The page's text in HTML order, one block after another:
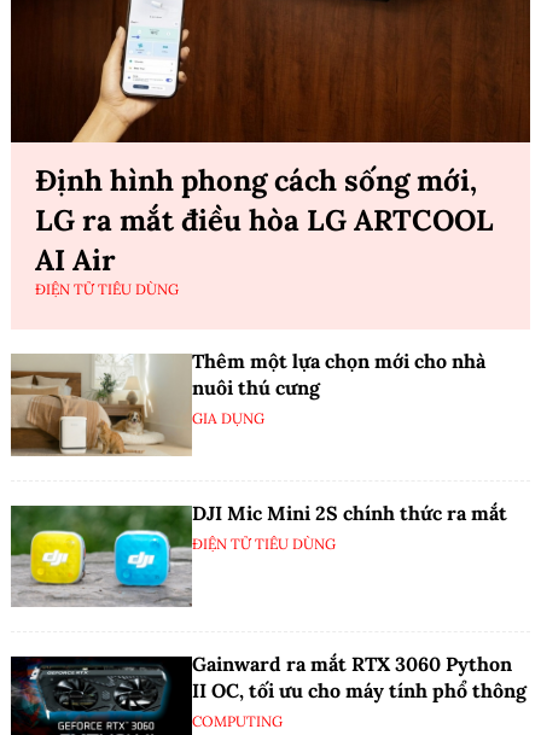
Định hình phong cách sống mới,
LG ra mắt điều hòa LG ARTCOOL
AI Air
ĐIỆN TỬ TIÊU DÙNG
Thêm một lựa chọn mới cho nhà
nuôi thú cưng
GIA DỤNG
DJI Mic Mini 2S chính thức ra mắt
ĐIỆN TỬ TIÊU DÙNG
Gainward ra mắt RTX 3060 Python
II OC, tối ưu cho máy tính phổ thông
COMPUTING